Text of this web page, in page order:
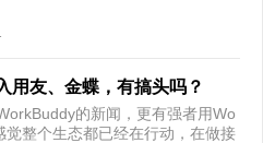
友、金蝶，有搞头吗？
的新闻，更有强者用Wo
整个生态都已经在行动，在做接